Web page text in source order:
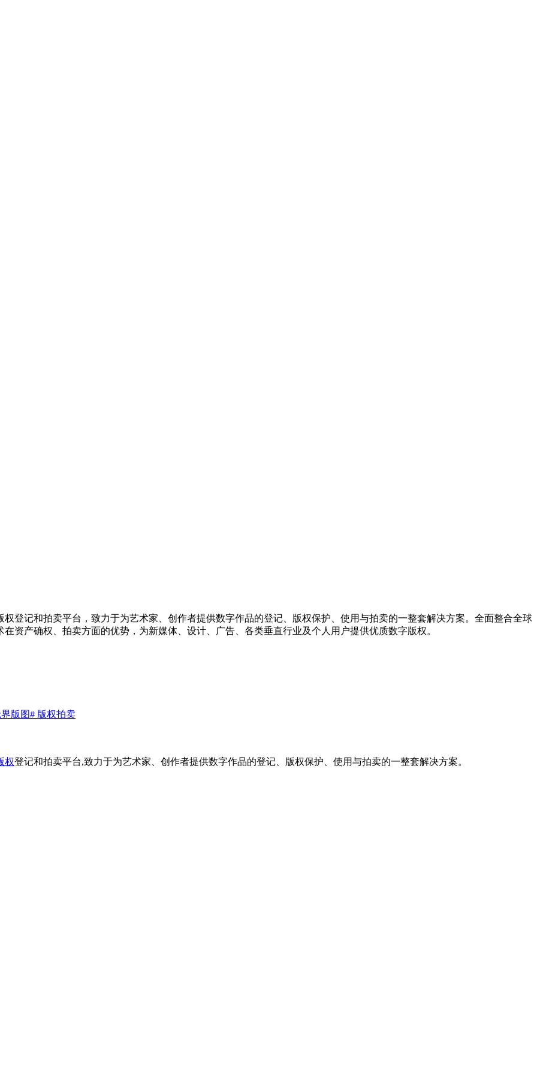
登记和拍卖平台，致力于为艺术家、创作者提供数字作品的登记、版权保护、使用与拍卖的一整套解决方案。全面整合全球
资产确权、拍卖方面的优势，为新媒体、设计、广告、各类垂直行业及个人用户提供优质数字版权。
版图# 版权拍卖
权登记和拍卖平台,致力于为艺术家、创作者提供数字作品的登记、版权保护、使用与拍卖的一整套解决方案。